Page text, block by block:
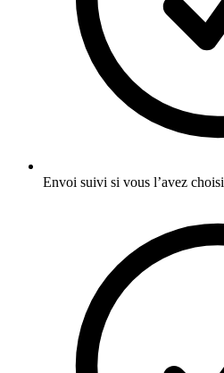
Envoi suivi si vous l’avez choisi